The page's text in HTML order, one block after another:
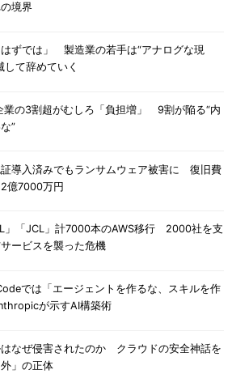
境界
はずでは」 製造業の若手は“アナログな現
して辞めていく
業の3割超がむしろ「負担増」 9割が陥る“内
”
証導入済みでもランサムウェア被害に 復旧費
億7000万円
」「JCL」計7000本のAWS移行 2000社を支
ービスを襲った危機
では「エージェントを作るな、スキルを作
が示すAI構築術
なぜ侵害されたのか クラウドの安全神話を
」の正体